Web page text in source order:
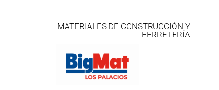
MATERIALES DE CONSTRUCCIÓN Y
FERRETERÍA